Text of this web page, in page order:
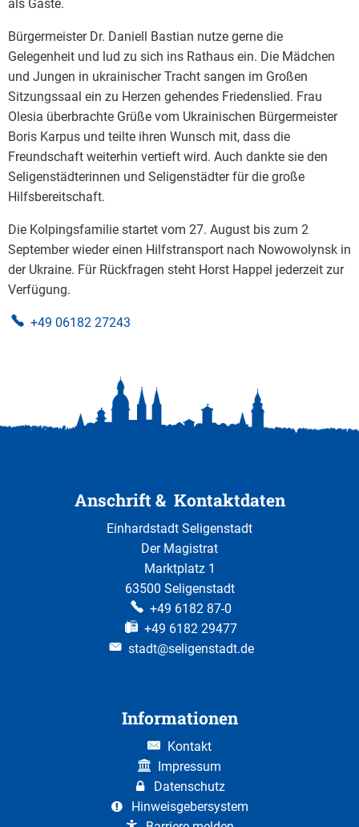
als Gäste.
Bürgermeister Dr. Daniell Bastian nutze gerne die
Gelegenheit und lud zu sich ins Rathaus ein. Die Mädchen
und Jungen in ukrainischer Tracht sangen im Großen
Sitzungssaal ein zu Herzen gehendes Friedenslied. Frau
Olesia überbrachte Grüße vom Ukrainischen Bürgermeister
Boris Karpus und teilte ihren Wunsch mit, dass die
Freundschaft weiterhin vertieft wird. Auch dankte sie den
Seligenstädterinnen und Seligenstädter für die große
Hilfsbereitschaft.
Die Kolpingsfamilie startet vom 27. August bis zum 2
September wieder einen Hilfstransport nach Nowowolynsk in
der Ukraine. Für Rückfragen steht Horst Happel jederzeit zur
Verfügung.
+49 06182 27243
Anschrift & Kontaktdaten
Einhardstadt Seligenstadt
Der Magistrat
Marktplatz 1
63500 Seligenstadt
+49 6182 87-0
+49 6182 29477
stadt@seligenstadt.de
Informationen
Kontakt
Impressum
Datenschutz
Hinweisgebersystem